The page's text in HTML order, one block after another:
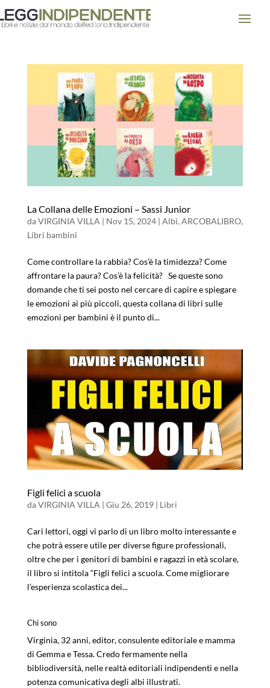
La Collana delle Emozioni – Sassi Junior
daVIRGINIA VILLA | Nov 15, 2024| Albi, ARCOBALIBRO,
Libri bambini
Come controllare la rabbia? Cos’è la timidezza? Come
affrontare la paura? Cos’è la felicità? Se queste sono
domande che ti sei posto nel cercare di capire e spiegare
le emozioni ai più piccoli, questa collana di libri sulle
emozioni per bambini è il punto di...
Figli felici a scuola
daVIRGINIA VILLA | Giu 26, 2019| Libri
Cari lettori, oggi vi parlo di un libro molto interessante e
che potrà essere utile per diverse figure professionali,
oltre che per i genitori di bambini e ragazzi in età scolare,
il libro si intitola “Figli felici a scuola. Come migliorare
l’esperienza scolastica dei...
Chi sono
Virginia, 32 anni, editor, consulente editoriale e mamma
di Gemma e Tessa. Credo fermamente nella
bibliodiversità, nelle realtà editoriali indipendenti e nella
potenza comunicativa degli albi illustrati.